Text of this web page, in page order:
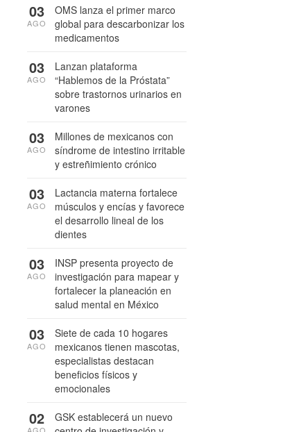
OMS lanza el primer marco
global para descarbonizar los
medicamentos
03
AGO
Lanzan plataforma
“Hablemos de la Próstata”
sobre trastornos urinarios en
varones
03
AGO
Millones de mexicanos con
síndrome de intestino irritable
y estreñimiento crónico
03
AGO
Lactancia materna fortalece
músculos y encías y favorece
el desarrollo lineal de los
dientes
03
AGO
INSP presenta proyecto de
investigación para mapear y
fortalecer la planeación en
salud mental en México
03
AGO
Siete de cada 10 hogares
mexicanos tienen mascotas,
especialistas destacan
beneficios físicos y
emocionales
03
AGO
GSK establecerá un nuevo
02